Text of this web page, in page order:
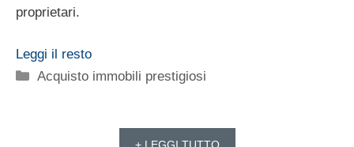
proprietari.
Leggi il resto
Categorie
Acquisto immobili prestigiosi
+ LEGGI TUTTO